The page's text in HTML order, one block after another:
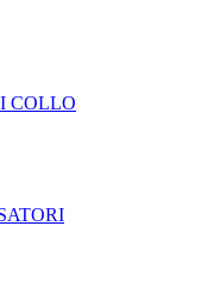
COLLO